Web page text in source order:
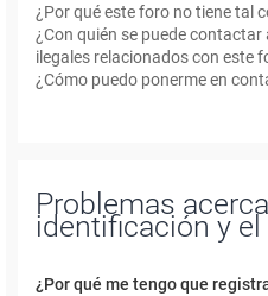
¿Por qué este foro no tiene tal
¿Con quién se puede
ilegales relacionados con este
¿Cómo puedo ponerme en
Problemas
identificación y
¿Por qué me tengo que